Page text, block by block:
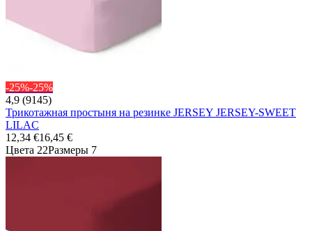
-25%-25%
4,9 (9145)
Трикотажная простыня на резинке JERSEY JERSEY-SWEET
LILAC
12,34 €16,45 €
Цвета 22Размеры 7